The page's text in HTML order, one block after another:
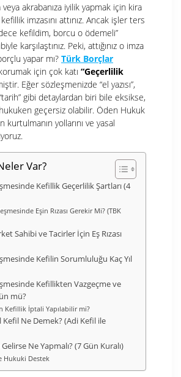
veya akrabanıza iyilik yapmak için kira
imzasını attınız. Ancak işler ters
kefildim, borcu o ödemeli”
karşılaştınız. Peki, attığınız o imza
yapar mı? Türk Borçlar
için çok katı “Geçerlilik
Eğer sözleşmenizde “el yazısı”,
“tarih” gibi detaylardan biri bile eksikse,
hukuken geçersiz olabilir. Öden Hukuk
kurtulmanın yollarını ve yasal
Var?
Kefillik Geçerlilik Şartları (4
Eşin Rızası Gerekir Mi? (TBK
Sahibi ve Tacirler İçin Eş Rızası
Kefilin Sorumluluğu Kaç Yıl
Kefillikten Vazgeçme ve
mü?
Kefillik İptali Yapılabilir mi?
Kefil Ne Demek? (Adi Kefil ile
Ne Yapmalı? (7 Gün Kuralı)
Hukuki Destek